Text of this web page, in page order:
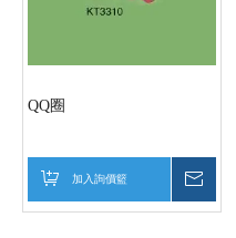
QQ圈
加入詢價籃